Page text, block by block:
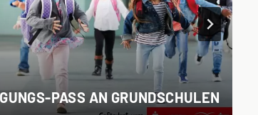
PASS AN GRUNDSCHULEN